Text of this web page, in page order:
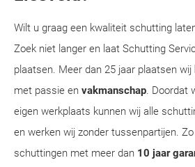
Wilt u graag een kwaliteit schutting
Zoek niet langer en laat Schutting
plaatsen. Meer dan 25 jaar plaatsen wij
met passie en vakmanschap. Doordat
eigen werkplaats kunnen wij alle
en werken wij zonder tussenpartijen.
schuttingen met meer dan 10 jaar